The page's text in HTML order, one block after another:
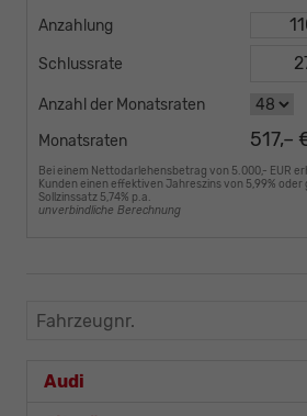
Anzahlung
Schlussrate
Anzahl der Monatsraten
Monatsraten
517,–
Bei einem Nettodarlehensbetrag von 5.000,- EUR
Kunden einen effektiven Jahreszins von 5,99%
Sollzinssatz 5,74% p.a.
unverbindliche Berechnung
Fahrzeugnr.
Audi